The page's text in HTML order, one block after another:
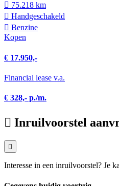
75.218 km
Hand­geschakeld
Benzine
Kopen
€ 17.950,-
Financial lease v.a.
€ 328,- p./m.
Inruilvoorstel
Interesse in een inruilvoorstel? Je